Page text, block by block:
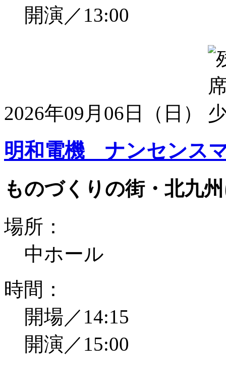
開演／13:00
2026年09月06日（日）
明和電機 ナンセンス
ものづくりの街・北九
場所：
中ホール
時間：
開場／14:15
開演／15:00